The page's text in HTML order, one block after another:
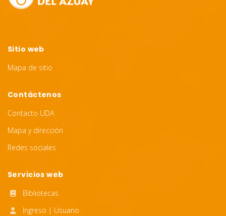
Sitio web
Mapa de sitio
Contáctenos
Contacto UDA
Mapa y dirección
Redes sociales
Servicios web
Bibliotecas
Ingreso | Usuario